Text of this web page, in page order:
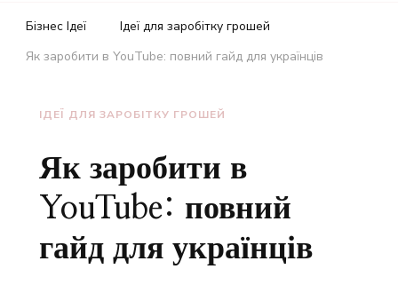
Бізнес Ідеї
Ідеї для заробітку грошей
Як заробити в YouTube: повний гайд для українців
ІДЕЇ ДЛЯ ЗАРОБІТКУ ГРОШЕЙ
Як заробити в
YouTube: повний
гайд для українців